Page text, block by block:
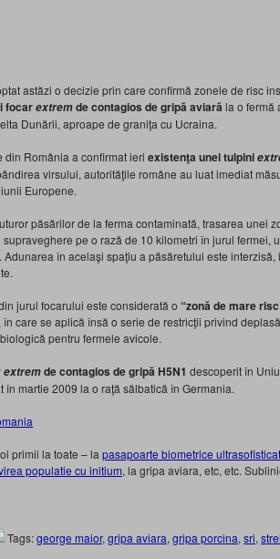
astăzi o decizie prin care confirmă zonele de risc
focarextremde contagios de gripă aviară la o fermă
Dunării, aproape de graniţa cu Ucraina.
România a confirmat ieri existenţa unei tulpini
virsului, autorităţile române au luat imediat
Europene.
păsărilor de la ferma contaminată, trasarea unei
pe o rază de 10 kilometri în jurul fermei,
Adunarea în acelaşi spaţiu a păsăretului este
jurul focarului este considerată o “zonă de mare
în care se aplică însă o serie de restricţii privind
pentru fermele avicole.
extremde contagios de gripă H5N1 descoperit în
în martie 2009 la o raţă sălbatică în Germania.
primii la toate – la pasapoarte biometrice
populatie cu initium, la gripa aviara, etc, etc.
Tags:george maior, gripa aviara, gripa porcina, sri,